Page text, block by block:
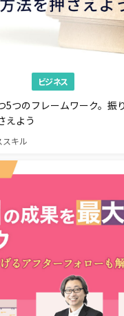
ビジネス
5つのフレームワーク。振
えよう
スキル